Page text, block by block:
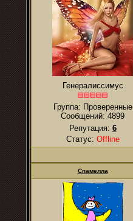
Генералиссимус
Группа: Проверенные
Сообщений: 4899
Репутация: 6
Статус: Offline
Спамелла